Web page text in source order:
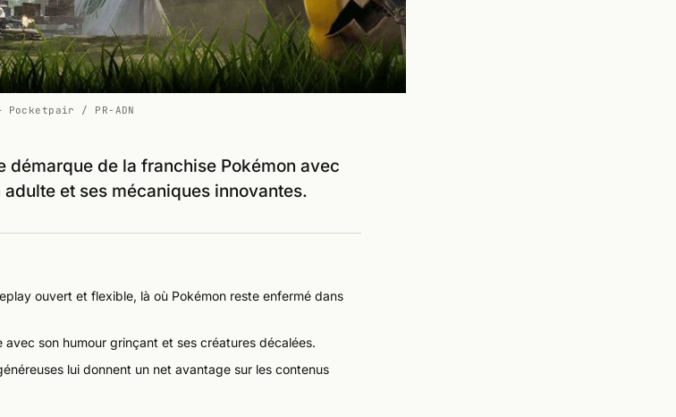
/ PR-ADN
démarque de la franchise Pokémon avec
et ses mécaniques innovantes.
ouvert et flexible, là où Pokémon reste enfermé dans
son humour grinçant et ses créatures décalées.
lui donnent un net avantage sur les contenus